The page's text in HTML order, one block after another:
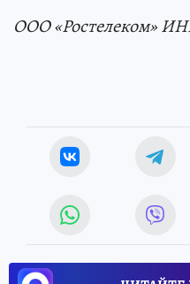
ООО «Ростелеком»